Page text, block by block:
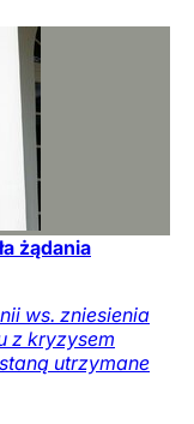
żądania
ws. zniesienia
z kryzysem
utrzymane